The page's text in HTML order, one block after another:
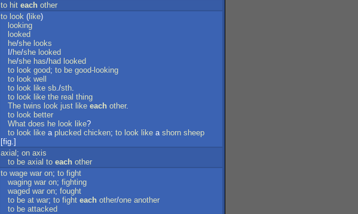
to hit each other
to look ( like)
looking
looked
he/she looks
I/he/she looked
he/she has/had looked
to look good; to be good-looking
to look well
to look like sb./sth.
to look like the real thing
The twins look just like each other.
to look better
What does he look like?
to look like a plucked chicken; to look like a shorn sheep
[fig.]
axial ; on axis
to be axial to each other
to wage war on; to fight
waging war on; fighting
waged war on; fought
to be at war; to fight each other/one another
to be attacked